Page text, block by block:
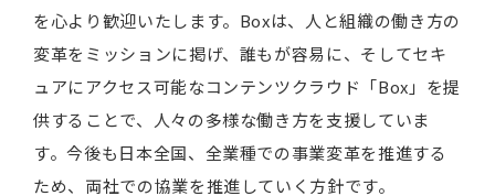
を心より歓迎いたします。Boxは、人と組織の働き方の
変革をミッションに掲げ、誰もが容易に、そしてセキ
ュアにアクセス可能なコンテンツクラウド「Box」を提
供することで、人々の多様な働き方を支援していま
す。今後も日本全国、全業種での事業変革を推進する
ため、両社での協業を推進していく方針です。